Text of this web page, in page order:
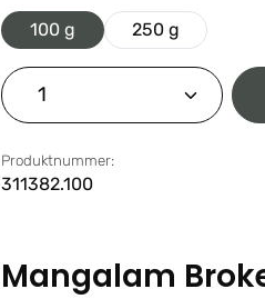
100 g
250 g
Produkt Anzahl: Gib
Produktnummer:
311382.100
Mangalam